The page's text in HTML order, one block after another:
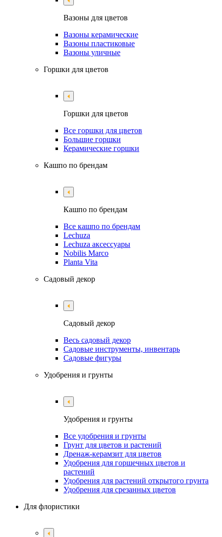
Вазоны для цветов
Вазоны керамические
Вазоны пластиковые
Вазоны уличные
Горшки для цветов
Горшки для цветов
Все горшки для цветов
Большие горшки
Керамические горшки
Кашпо по брендам
Кашпо по брендам
Все кашпо по брендам
Lechuza
Lechuza аксессуары
Nobilis Marco
Planta Vita
Садовый декор
Садовый декор
Весь садовый декор
Садовые инструменты, инвентарь
Садовые фигуры
Удобрения и грунты
Удобрения и грунты
Все удобрения и грунты
Грунт для цветов и растений
Дренаж-керамзит для цветов
Удобрения для горшечных цветов и
растений
Удобрения для растений открытого грунта
Удобрения для срезанных цветов
Для флористики